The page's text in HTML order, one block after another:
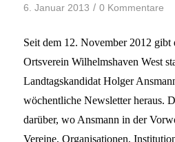
6. Januar 2013 / 0 Kommentare
Seit dem 12. November 2012 gibt
Ortsverein Wilhelmshaven West
Landtagskandidat Holger
wöchentliche Newsletter heraus.
darüber, wo Ansmann in der
Vereine, Organisationen,